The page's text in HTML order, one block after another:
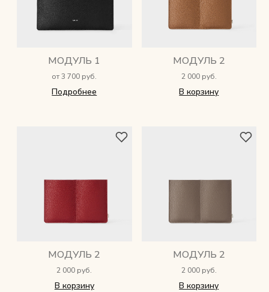
МОДУЛЬ 1
от 3 700 руб.
Подробнее
МОДУЛЬ 2
2 000 руб.
В корзину
МОДУЛЬ 2
2 000 руб.
В корзину
МОДУЛЬ 2
2 000 руб.
В корзину